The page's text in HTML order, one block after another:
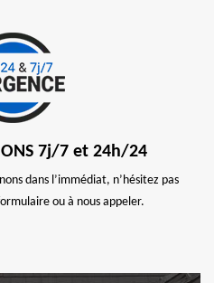
7j/7 et 24h/24
dans l’immédiat, n’hésitez pas
ou à nous appeler.